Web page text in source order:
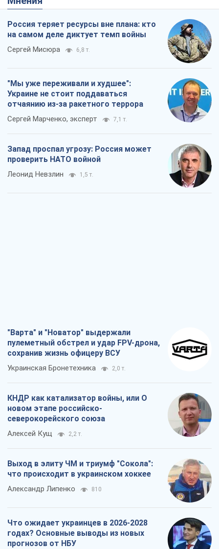
Россия теряет ресурсы вне плана: кто
на самом деле диктует темп войны
Сергей Мисюра 6,8 т.
"Мы уже переживали и худшее":
Украине не стоит поддаваться
отчаянию из-за ракетного террора
Сергей Марченко, эксперт 7,1 т.
Запад проспал угрозу: Россия может
проверить НАТО войной
Леонид Невзлин 1,5 т.
"Варта" и "Новатор" выдержали
пулеметный обстрел и удар FPV-дрона,
сохранив жизнь офицеру ВСУ
Украинская Бронетехника 2,0 т.
КНДР как катализатор войны, или О
новом этапе российско-
северокорейского союза
Алексей Кущ 2,2 т.
Выход в элиту ЧМ и триумф "Сокола":
что происходит в украинском хоккее
Александр Липенко 810
Что ожидает украинцев в 2026-2028
годах? Основные выводы из новых
прогнозов от НБУ